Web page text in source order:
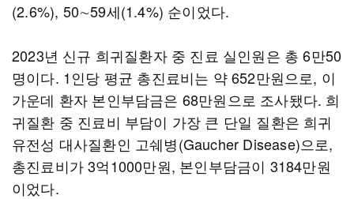
(2.6%), 50∼59세(1.4%) 순이었다.
2023년 신규 희귀질환자 중 진료 실인원은 총 6만50
명이다. 1인당 평균 총진료비는 약 652만원으로, 이
가운데 환자 본인부담금은 68만원으로 조사됐다. 희
귀질환 중 진료비 부담이 가장 큰 단일 질환은 희귀
유전성 대사질환인 고쉐병(Gaucher Disease)으로,
총진료비가 3억1000만원, 본인부담금이 3184만원
이었다.